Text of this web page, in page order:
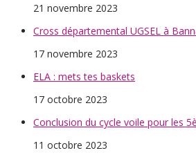
21 novembre 2023
Cross départemental UGSEL à
17 novembre 2023
ELA : mets tes baskets
17 octobre 2023
Conclusion du cycle voile pour les
11 octobre 2023